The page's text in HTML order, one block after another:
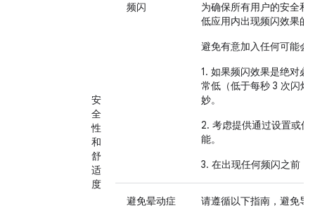
安
全
性
和
舒
适
度
频闪
为确保所有用户的安全和
低应用内出现频闪效果的
避免有意加入任何可能会
1. 如果频闪效果是绝对必
常低（低于每秒 3 次闪烁
妙。
2. 考虑提供通过设置或
能。
3. 在出现任何频闪之前，
避免晕动症
请遵循以下指南，避免导